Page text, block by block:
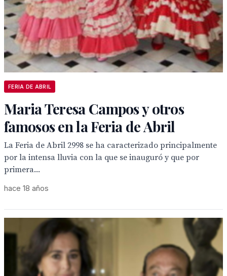
FERIA DE ABRIL
Maria Teresa Campos y otros
famosos en la Feria de Abril
La Feria de Abril 2998 se ha caracterizado principalmente
por la intensa lluvia con la que se inauguró y que por
primera...
hace 18 años